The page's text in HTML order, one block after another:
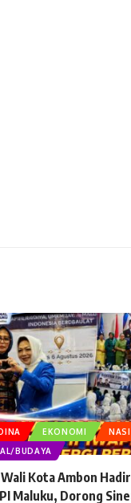
EKONOMI
BUDAYA
Kota Ambon
Maluku, Dorong